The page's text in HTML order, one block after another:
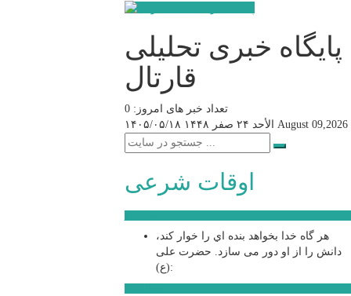
پایگاه خبری تحلیلی
قارتال
تعداد خبر های امروز: 0
۱۴۰۵/۰۵/۱۸
الأحد ۲۴ صفر ۱۴۴۸ August 09,2026
اوقات شرعی
هر گاه خدا بخواهد بنده اي را خوار كند،
دانش را از او دور می سازد.
حضرت علی
(ع):